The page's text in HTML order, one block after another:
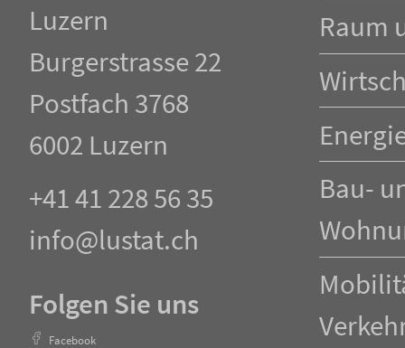
Luzern
Burgerstrasse 22
Postfach 3768
6002 Luzern
+41 41 228 56 35
info@lustat.ch
Folgen Sie uns
Facebook
Raum
Bau-